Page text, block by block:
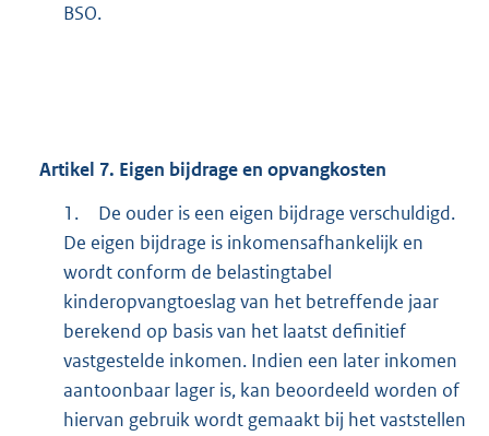
BSO.
Artikel 7. Eigen bijdrage en opvangkosten
1.
De ouder is een eigen bijdrage verschuldigd.
De eigen bijdrage is inkomensafhankelijk en
wordt conform de belastingtabel
kinderopvangtoeslag van het betreffende jaar
berekend op basis van het laatst definitief
vastgestelde inkomen. Indien een later inkomen
aantoonbaar lager is, kan beoordeeld worden of
hiervan gebruik wordt gemaakt bij het vaststellen